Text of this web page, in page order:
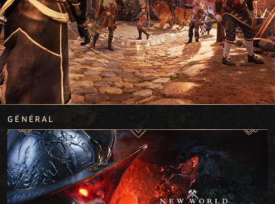
GÉNÉRAL